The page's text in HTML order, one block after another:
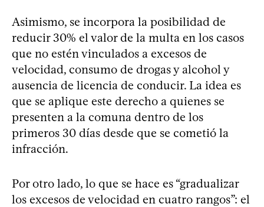
Asimismo, se incorpora la posibilidad de
reducir 30% el valor de la multa en los casos
que no estén vinculados a excesos de
velocidad, consumo de drogas y alcohol y
ausencia de licencia de conducir. La idea es
que se aplique este derecho a quienes se
presenten a la comuna dentro de los
primeros 30 días desde que se cometió la
infracción.
Por otro lado, lo que se hace es “gradualizar
los excesos de velocidad en cuatro rangos”: el